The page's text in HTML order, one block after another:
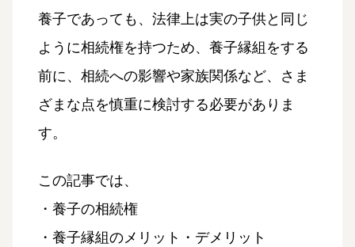
養子であっても、法律上は実の子供と同じ
ように相続権を持つため、養子縁組をする
前に、相続への影響や家族関係など、さま
ざまな点を慎重に検討する必要がありま
す。
この記事では、
・養子の相続権
・養子縁組のメリット・デメリット